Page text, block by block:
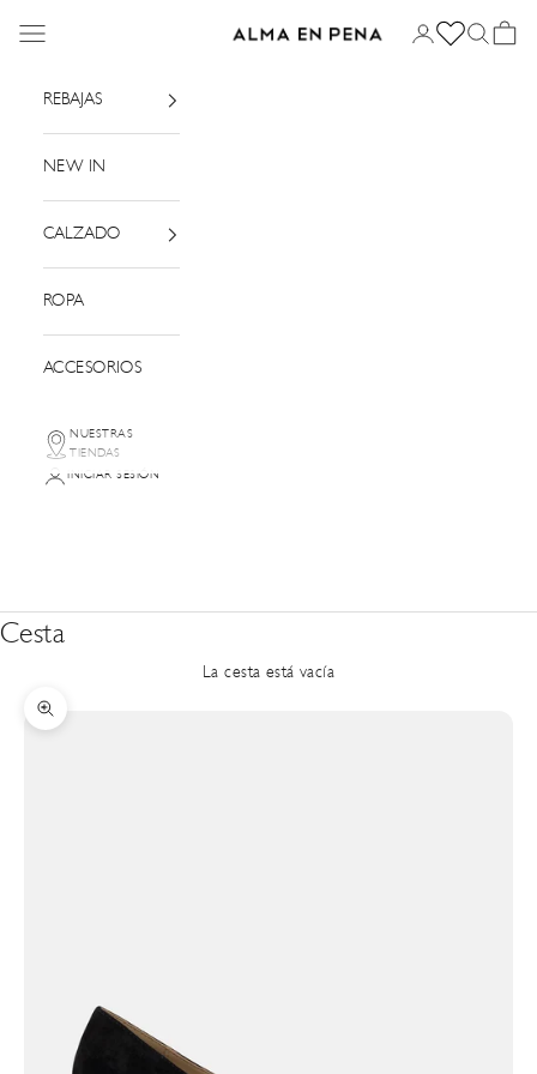
Alma en Pena
Menú Iniciar sesión
Buscar
Cesta
REBAJAS
NEW IN
CALZADO
ROPA
ACCESORIOS
NUESTRAS
TIENDAS
INICIAR SESIÓN
Cesta
La cesta está vacía
Zoom